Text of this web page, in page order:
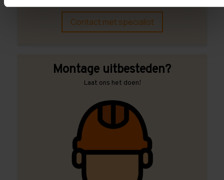
Contact met specialist
Montage uitbesteden?
Laat ons het doen!